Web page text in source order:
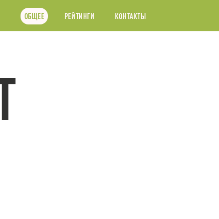
ОБЩЕЕ РЕЙТИНГИ КОНТАКТЫ